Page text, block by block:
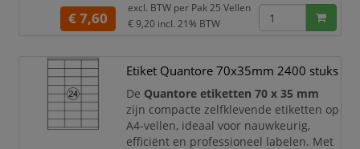
en productlabeling. Dankzij het
compacte formaat zijn ze zeer geschikt
productcodes, barcode-etiketten,
prijsetiketten, dossierlabels en
voorraadlabels.
De etikett
€ 7,60
excl. BTW per Pak 25 Vellen
€ 9,20 incl. 21% BTW
Etiket Quantore 70x35mm 2400 stuks
De Quantore etiketten 70 x 35 mm
zijn compacte zelfklevende etiketten op
A4-vellen, ideaal voor nauwkeurig,
efficiënt en professioneel labelen. Met